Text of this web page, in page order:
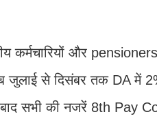
और pensioners
जुलाई से दिसंबर तक DA में
सभी की नजरें 8th Pay